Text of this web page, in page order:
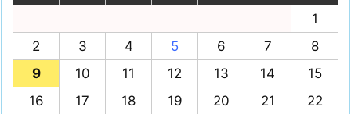
1
2
3 4 5 6 7
8
9
10 11 12 13 14
15
16
17 18 19 20 21
22